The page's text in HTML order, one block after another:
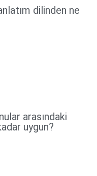
dilinden ne
arasındaki
uygun?